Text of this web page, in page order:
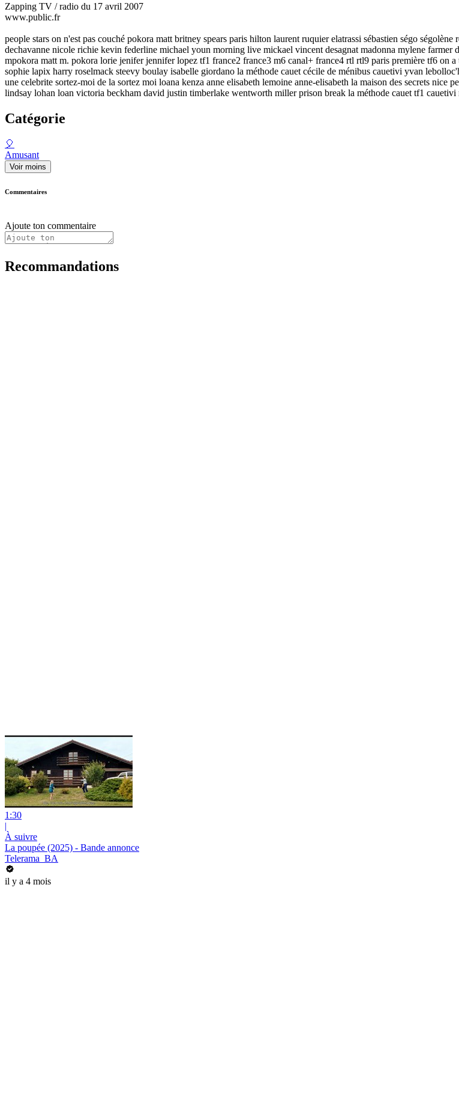
Zapping TV / radio du 17 avril 2007
www.public.fr
people stars on n'est pas couché pokora matt britney spears paris hilton laurent ruquier elatrassi sébastien ségo
dechavanne nicole richie kevin federline michael youn morning live mickael vincent desagnat madonna mylene
mpokora matt m. pokora lorie jenifer jennifer lopez tf1 france2 france3 m6 canal+ france4 rtl rtl9 paris première tf6 on
sophie lapix harry roselmack steevy boulay isabelle giordano la méthode cauet cécile de ménibus cauetivi yvan
une celebrite sortez-moi de la sortez moi loana kenza anne elisabeth lemoine anne-elisabeth la maison des secrets
lindsay lohan loan victoria beckham david justin timberlake wentworth miller prison break la méthode cauet tf1
Catégorie
🎈
Amusant
Voir moins
Commentaires
Ajoute ton commentaire
Recommandations
1:30
|
À suivre
La poupée (2025) - Bande annonce
Telerama_BA
il y a 4 mois